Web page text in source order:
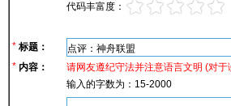
代码丰富度：
* 标题：
* 内容：
请网友遵纪守法并注意语言文明 (对
输入的字数为：15-2000